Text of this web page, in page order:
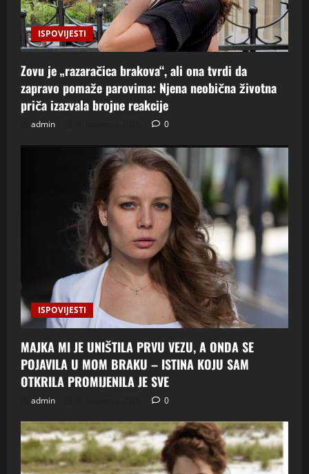
ISPOVIJESTI
Zovu je „razaračica brakova“, ali ona tvrdi da
zapravo pomaže parovima: Njena neobična životna
priča izazvala brojne reakcije
admin 0
ISPOVIJESTI
MAJKA MI JE UNIŠTILA PRVU VEZU, A ONDA SE
POJAVILA U MOM BRAKU – ISTINA KOJU SAM
OTKRILA PROMIJENILA JE SVE
admin 0